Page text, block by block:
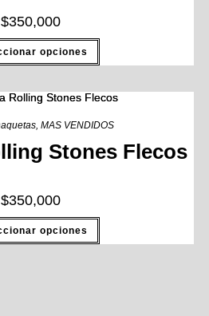
$350,000
opciones
, MAS VENDIDOS
Stones Flecos
$350,000
opciones